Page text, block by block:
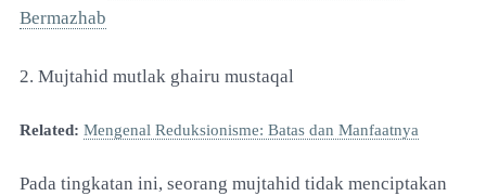
Bermazhab
2. Mujtahid mutlak ghairu mustaqal
Related: Mengenal Reduksionisme: Batas dan Manfaatnya
Pada tingkatan ini, seorang mujtahid tidak menciptakan